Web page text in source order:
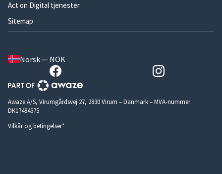
Act on Digital tjenester
Sitemap
Norsk — NOK
Awaze A/S, Virumgårdsvej 27, 2830 Virum – Danmark – MVA-nummer
DK17484575
Vilkår og betingelser*